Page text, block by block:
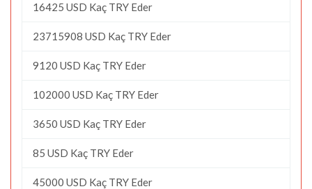
16425 USD Kaç TRY Eder
23715908 USD Kaç TRY Eder
9120 USD Kaç TRY Eder
102000 USD Kaç TRY Eder
3650 USD Kaç TRY Eder
85 USD Kaç TRY Eder
45000 USD Kaç TRY Eder